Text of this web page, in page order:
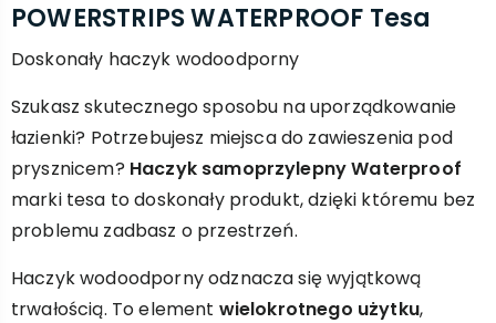
POWERSTRIPS WATERPROOF Tesa
Doskonały haczyk wodoodporny
Szukasz skutecznego sposobu na uporządkowanie
łazienki? Potrzebujesz miejsca do zawieszenia pod
prysznicem? Haczyk samoprzylepny Waterproof
marki tesa to doskonały produkt, dzięki któremu bez
problemu zadbasz o przestrzeń.
Haczyk wodoodporny odznacza się wyjątkową
trwałością. To element wielokrotnego użytku,